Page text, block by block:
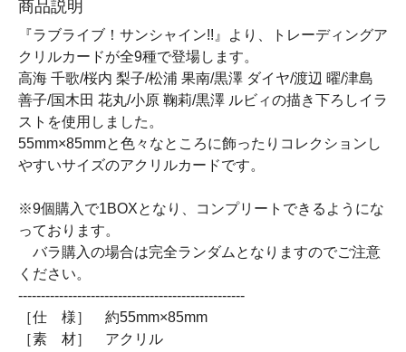
商品説明
『ラブライブ！サンシャイン!!』より、トレーディングア
クリルカードが全9種で登場します。
高海 千歌/桜内 梨子/松浦 果南/黒澤 ダイヤ/渡辺 曜/津島
善子/国木田 花丸/小原 鞠莉/黒澤 ルビィの描き下ろしイラ
ストを使用しました。
55mm×85mmと色々なところに飾ったりコレクションし
やすいサイズのアクリルカードです。
※9個購入で1BOXとなり、コンプリートできるようにな
っております。
バラ購入の場合は完全ランダムとなりますのでご注意
ください。
--------------------------------------------------
［仕 様］ 約55mm×85mm
［素 材］ アクリル